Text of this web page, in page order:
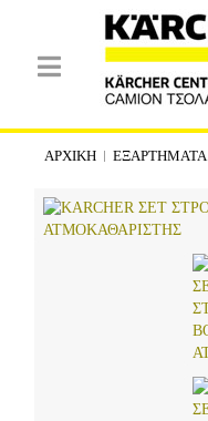
ΑΡΧΙΚΉ ΕΞΑΡΤΗΜΑΤΑ